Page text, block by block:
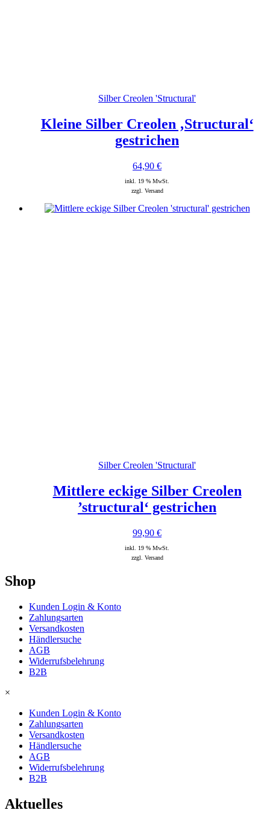
Silber Creolen 'Structural'
Kleine Silber Creolen ‚Structural‘
gestrichen
64,90 €
inkl. 19 % MwSt.
zzgl. Versand
Silber Creolen 'Structural'
Mittlere eckige Silber Creolen
’structural‘ gestrichen
99,90 €
inkl. 19 % MwSt.
zzgl. Versand
Shop
Kunden Login & Konto
Zahlungsarten
Versandkosten
Händlersuche
AGB
Widerrufsbelehrung
B2B
×
Kunden Login & Konto
Zahlungsarten
Versandkosten
Händlersuche
AGB
Widerrufsbelehrung
B2B
Aktuelles